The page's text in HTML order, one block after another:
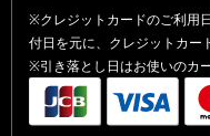
※クレジットカードのご利用
付日を元に、クレジットカー
※引き落とし日はお使いのカ